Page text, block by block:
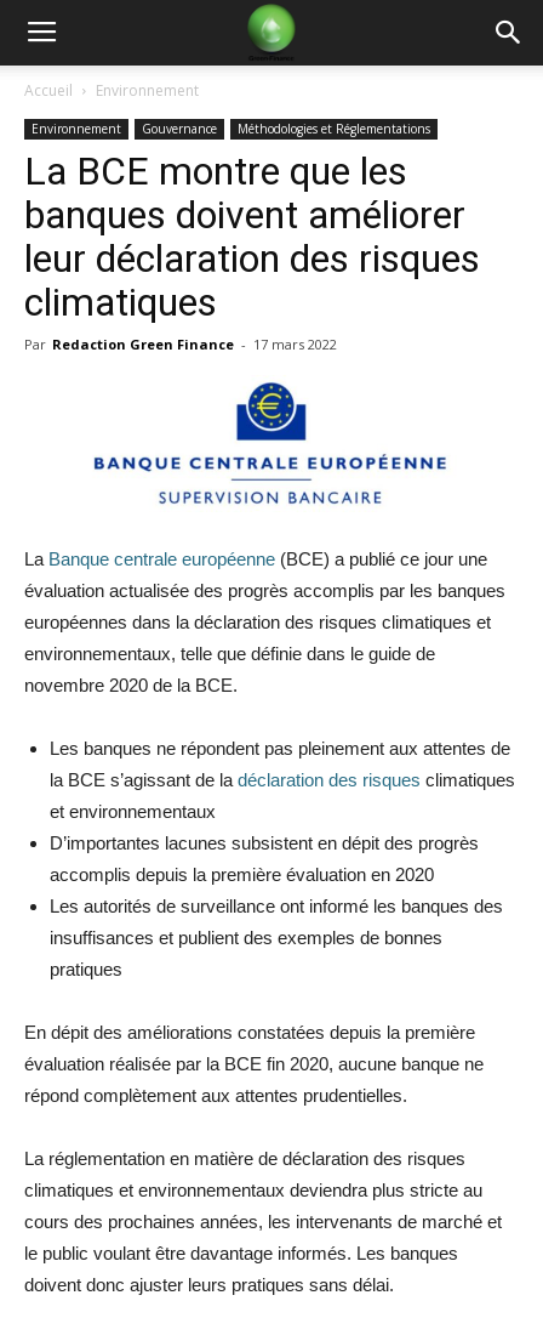
Green
Finance
Accueil Environnement
Environnement Gouvernance Méthodologies et Réglementations
La BCE montre que les
banques doivent améliorer
leur déclaration des risques
climatiques
Par Redaction Green Finance - 17 mars 2022
La Banque centrale européenne (BCE) a publié ce jour une
évaluation actualisée des progrès accomplis par les banques
européennes dans la déclaration des risques climatiques et
environnementaux, telle que définie dans le guide de
novembre 2020 de la BCE.
Les banques ne répondent pas pleinement aux attentes de
la BCE s’agissant de la déclaration des risques climatiques
et environnementaux
D’importantes lacunes subsistent en dépit des progrès
accomplis depuis la première évaluation en 2020
Les autorités de surveillance ont informé les banques des
insuffisances et publient des exemples de bonnes
pratiques
En dépit des améliorations constatées depuis la première
évaluation réalisée par la BCE fin 2020, aucune banque ne
répond complètement aux attentes prudentielles.
La réglementation en matière de déclaration des risques
climatiques et environnementaux deviendra plus stricte au
cours des prochaines années, les intervenants de marché et
le public voulant être davantage informés. Les banques
doivent donc ajuster leurs pratiques sans délai.